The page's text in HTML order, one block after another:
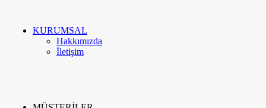
KURUMSAL
Hakkımızda
İletişim